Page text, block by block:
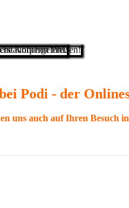
Preisen!
Körpergefühl.
Podi - der
uns auch auf Ihren Besuch